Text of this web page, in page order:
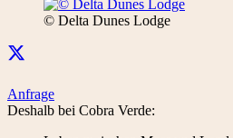
© Delta Dunes Lodge
Anfrage
Deshalb bei Cobra Verde: